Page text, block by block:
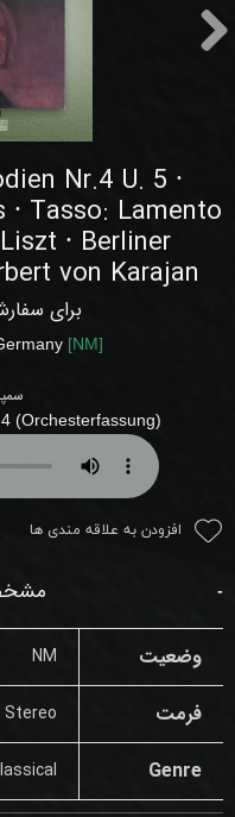
Nr.4 U. 5 ⸱
⸱ Tasso: Lamento
⸱ Berliner
von Karajan
برای
[NM]
(Orchesterfassung)
افزودن به علاقه مندی ها
وضعیت NM
فرمت Stereo
Genre